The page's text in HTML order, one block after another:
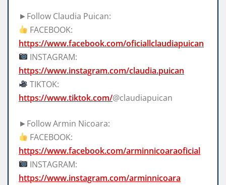
►Follow Claudia Puican:
FACEBOOK:
https://www.facebook.com/oficiallclaudiapuican
INSTAGRAM:
https://www.instagram.com/claudia.puican
TIKTOK:
https://www.tiktok.com/@claudiapuican
►Follow Armin Nicoara:
FACEBOOK:
https://www.facebook.com/arminnicoaraoficial
INSTAGRAM:
https://www.instagram.com/arminnicoara